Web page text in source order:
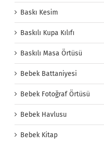
Baskı Kesim
Baskılı Kupa Kılıfı
Baskılı Masa Örtüsü
Bebek Battaniyesi
Bebek Fotoğraf Örtüsü
Bebek Havlusu
Bebek Kitap